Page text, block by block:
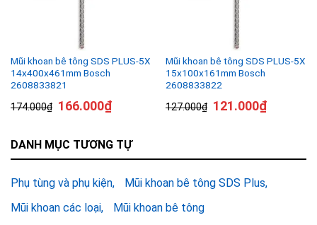
Mũi khoan bê tông SDS PLUS-5X
14x400x461mm Bosch
2608833821
174.000₫ 166.000₫
Mũi khoan bê tông SDS PLUS-5X
15x100x161mm Bosch
2608833822
127.000₫ 121.000₫
DANH MỤC TƯƠNG TỰ
Phụ tùng và phụ kiện
Mũi khoan bê tông SDS Plus
Mũi khoan các loại
Mũi khoan bê tông